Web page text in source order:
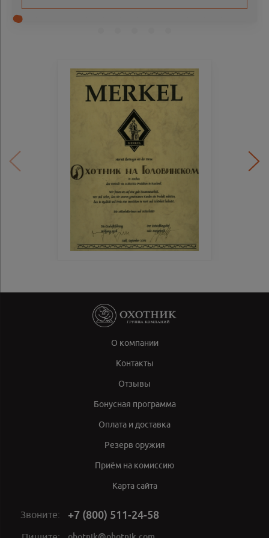
О компании
Контакты
Отзывы
Бонусная программа
Оплата и доставка
Резерв оружия
Приём на комиссию
Карта сайта
Звоните: +7 (800) 511-24-58